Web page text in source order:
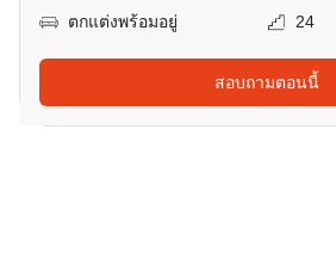
ตกแต่งพร้อมอยู่
24
สอบถามตอนนี้